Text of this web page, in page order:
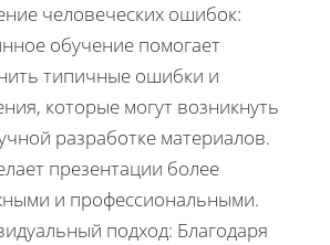
человеческих ошибок:
обучение помогает
типичные ошибки и
которые могут возникнуть
разработке материалов.
презентации более
и профессиональными.
подход: Благодаря